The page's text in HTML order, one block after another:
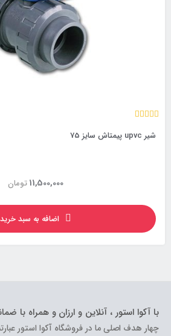
شیر upvc پیمتاش سایز 75
تومان11,500,000
اضافه به سبد خرید
با آکوا استور ، آنلاین و ارزان و همراه با
چهار هدف اصلی ما در فروشگاه آکوا استور